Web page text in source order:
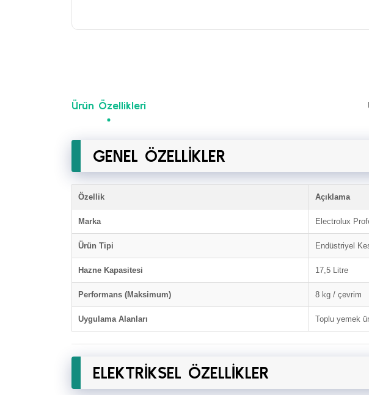
Ürün Özellikleri
GENEL ÖZELLİKLER
Özellik Açıklama
Marka Electrolux
Ürün Tipi Endüstriyel
Hazne Kapasitesi 17,5 Litre
Performans (Maksimum) 8 kg / çevrim
Uygulama Alanları Toplu yemek
ELEKTRİKSEL ÖZELLİKLER